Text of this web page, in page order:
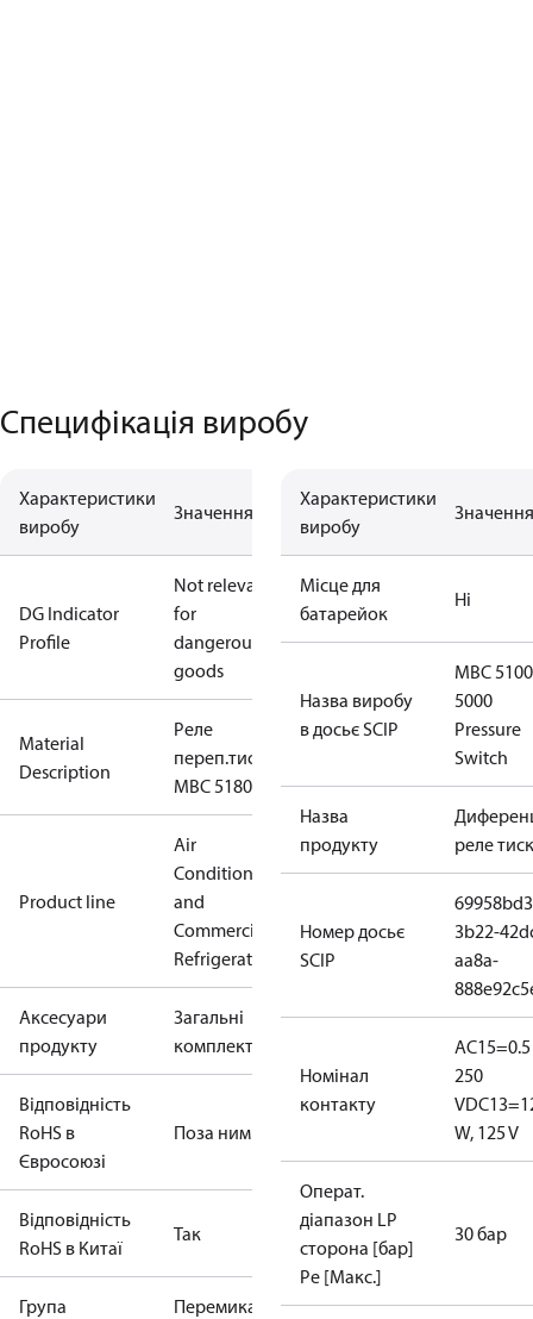
Специфікація виробу
Характеристики
виробу
Значення
DG Indicator
Profile
Not relevant
for
dangerous
goods
Material
Description
Реле
переп.тиску
MBC 5180
Product line
Air
Conditioning
and
Commercial
Refrigeration
Аксесуари
продукту
Загальні
комплектуючі
Відповідність
RoHS в
Євросоюзі
Поза ним
Відповідність
RoHS в Китаї
Так
Група
Перемикачі
Характеристики
виробу
Значення
Місце для
батарейок
Ні
Назва виробу
в досьє SCIP
MBC 5100
5000
Pressure
Switch
Назва
продукту
реле
Номер досьє
SCIP
3b22-
aa8a-
Номінал
контакту
250
V
W, 125 V
Операт.
діапазон LP
сторона [бар]
Pe [Макс.]
30 бар